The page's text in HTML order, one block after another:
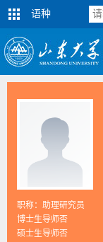
语种
职称：助理研究员
博士生导师否
硕士生导师否